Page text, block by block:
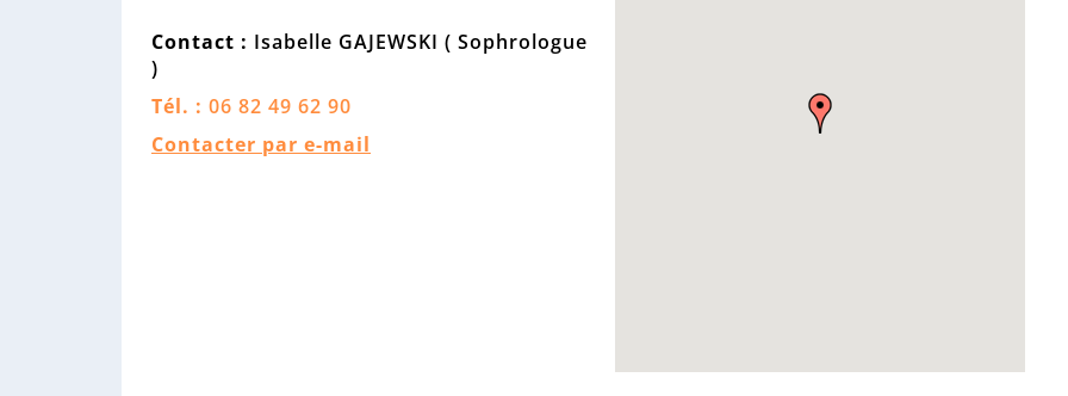
Contact : Isabelle GAJEWSKI ( Sophrologue
)
Tél. : 06 82 49 62 90
Contacter par e-mail